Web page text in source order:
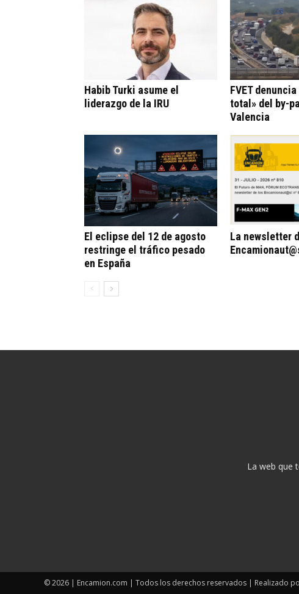
Habib Turki asume el
liderazgo de la IRU
FVET
total» del by-
Valencia
El eclipse del 12 de agosto
restringe el tráfico pesado
en España
La newsletter
La web que
© 2026 | Encamion.com | Todos los derechos reservados | Realizado